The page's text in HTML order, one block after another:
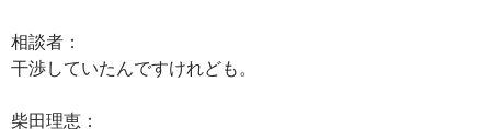
相談者：
干渉していたんですけれども。
柴田理恵：